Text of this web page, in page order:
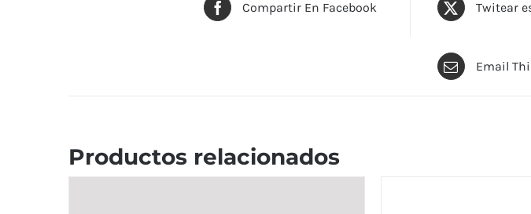
Compartir En Facebook Twitear
Email
Productos relacionados